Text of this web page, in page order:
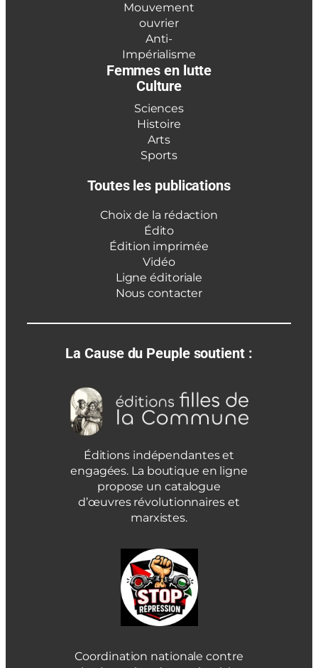
Mouvement
ouvrier
Anti-
Impérialisme
Femmes en lutte
Culture
Sciences
Histoire
Arts
Sports
Toutes les publications
Choix de la rédaction
Édito
Édition imprimée
Vidéo
Ligne éditoriale
Nous contacter
La Cause du Peuple soutient :
Éditions indépendantes et
engagées. La boutique en ligne
propose un catalogue
d’œuvres révolutionnaires et
marxistes.
Coordination nationale contre